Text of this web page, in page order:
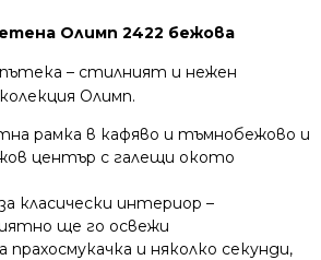
Олимп 2422 бежова
– стилният и нежен
Олимп.
рамка в кафяво и тъмнобежово и
център с галещи окото
класически интериор –
ще го освежи
и няколко секунди,